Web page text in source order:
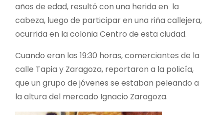
años de edad, resultó con una herida en la
cabeza, luego de participar en una riña callejera,
ocurrida en la colonia Centro de esta ciudad.
Cuando eran las 19:30 horas, comerciantes de la
calle Tapia y Zaragoza, reportaron a la policía,
que un grupo de jóvenes se estaban peleando a
la altura del mercado Ignacio Zaragoza.